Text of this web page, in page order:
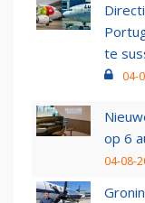
te
04-
op 6
04-08-